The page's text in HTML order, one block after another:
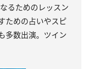
るためのレッスン
ための占いやスピ
多数出演。ツイン